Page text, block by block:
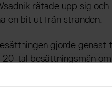
rätade upp sig
en bit ut från stranden.
gjorde
tal besättningsmän